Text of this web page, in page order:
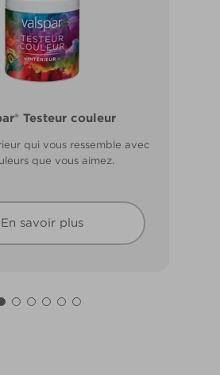
Testeur couleur
qui vous ressemble avec
que vous aimez.
En savoir plus
Extérieur Boiseries et
et à l’écaillage. Résiste